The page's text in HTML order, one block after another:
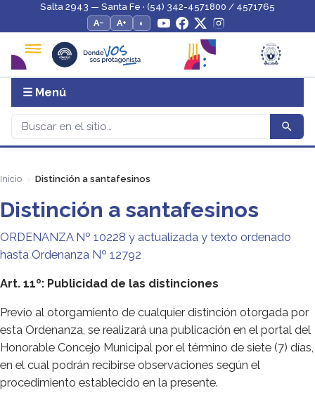
Salta 2943 — Santa Fe · (54) 342-4571800 / 4571765
A−
A+ ◐
☰ Menú
Inicio Distinción a santafesinos
Distinción a santafesinos
ORDENANZA Nº 10228 y actualizada y texto ordenado
hasta Ordenanza Nº 12792
Art. 11º: Publicidad de las distinciones
Previo al otorgamiento de cualquier distinción otorgada por
esta Ordenanza, se realizará una publicación en el portal del
Honorable Concejo Municipal por el término de siete (7) días,
en el cual podrán recibirse observaciones según el
procedimiento establecido en la presente.